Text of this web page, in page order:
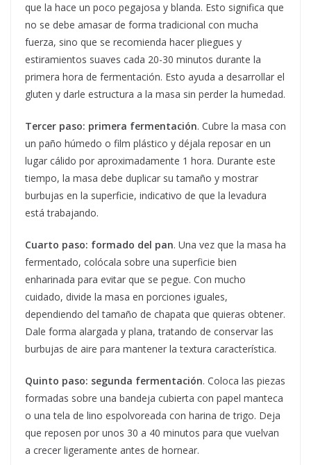
que la hace un poco pegajosa y blanda. Esto significa que
no se debe amasar de forma tradicional con mucha
fuerza, sino que se recomienda hacer pliegues y
estiramientos suaves cada 20-30 minutos durante la
primera hora de fermentación. Esto ayuda a desarrollar el
gluten y darle estructura a la masa sin perder la humedad.
Tercer paso: primera fermentación. Cubre la masa con
un paño húmedo o film plástico y déjala reposar en un
lugar cálido por aproximadamente 1 hora. Durante este
tiempo, la masa debe duplicar su tamaño y mostrar
burbujas en la superficie, indicativo de que la levadura
está trabajando.
Cuarto paso: formado del pan. Una vez que la masa ha
fermentado, colócala sobre una superficie bien
enharinada para evitar que se pegue. Con mucho
cuidado, divide la masa en porciones iguales,
dependiendo del tamaño de chapata que quieras obtener.
Dale forma alargada y plana, tratando de conservar las
burbujas de aire para mantener la textura característica.
Quinto paso: segunda fermentación. Coloca las piezas
formadas sobre una bandeja cubierta con papel manteca
o una tela de lino espolvoreada con harina de trigo. Deja
que reposen por unos 30 a 40 minutos para que vuelvan
a crecer ligeramente antes de hornear.